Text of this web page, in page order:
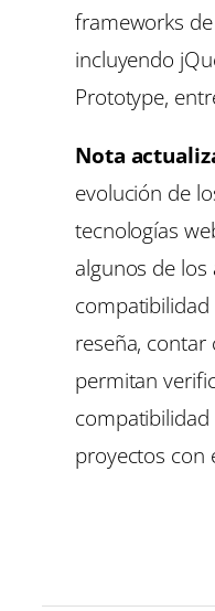
frameworks
incluyendo
Prototype,
Nota
evolución de
tecnologías
algunos de los
reseña,
permitan
proyectos con